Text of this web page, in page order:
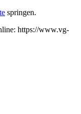
springen.
https://www.vg-